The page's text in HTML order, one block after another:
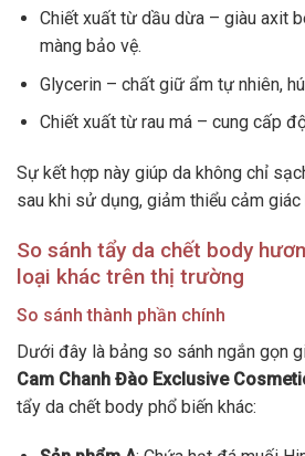
Chiết xuất từ dầu dừa – giàu axit
màng bảo vệ.
Glycerin – chất giữ ẩm tự nhiên,
Chiết xuất từ rau má – cung cấp
Sự kết hợp này giúp da không chỉ
sau khi sử dụng, giảm thiểu cảm giác
So sánh tẩy da chết body
loại khác trên thị trường
So sánh thành phần chính
Dưới đây là bảng so sánh ngắn gọn
Cam Chanh Đào Exclusive
tẩy da chết body phổ biến khác: